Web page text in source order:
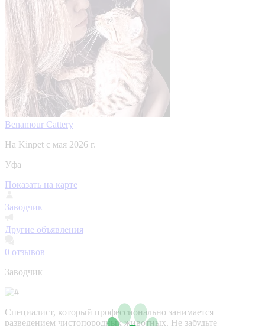
Benamour Cattery
На Kinpet c мая 2026 г.
Уфа
Показать на карте
Заводчик
Другие объявления
0 отзывов
Заводчик
Специалист, который профессионально занимается
разведением чистопородных животных. Не забудьте